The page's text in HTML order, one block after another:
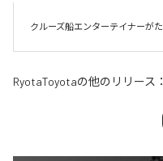
RyotaToyotaの他のリリース：